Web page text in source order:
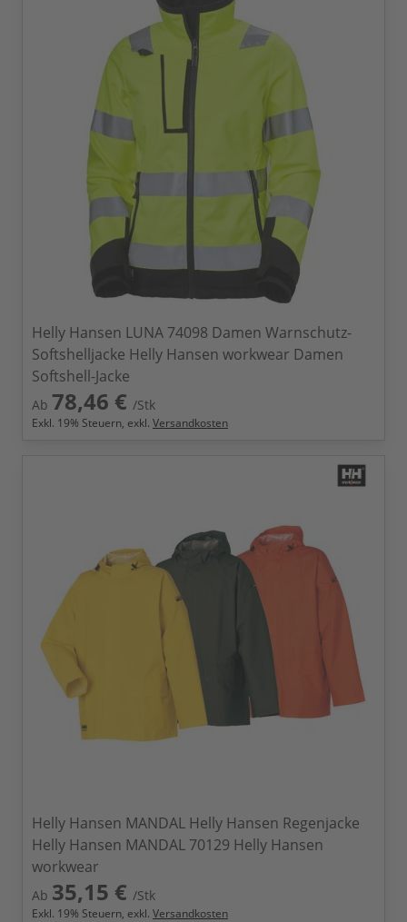
Helly Hansen LUNA 74098 Damen Warnschutz-
Softshelljacke Helly Hansen workwear Damen
Softshell-Jacke
Ab 78,46 € /Stk
Exkl. 19% Steuern, exkl. Versandkosten
Helly Hansen MANDAL Helly Hansen Regenjacke
Helly Hansen MANDAL 70129 Helly Hansen
workwear
Ab 35,15 € /Stk
Exkl. 19% Steuern, exkl. Versandkosten